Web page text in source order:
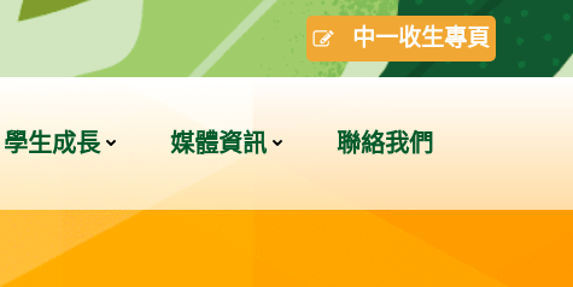
中一收生專頁
學生成長 媒體資訊 聯絡我們